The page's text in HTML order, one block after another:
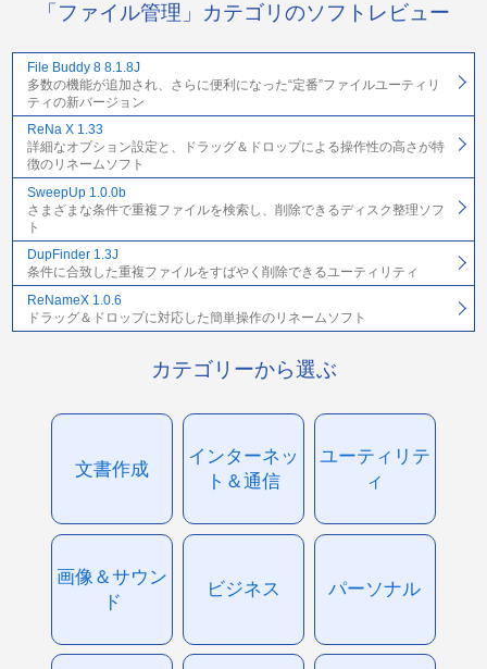
「ファイル管理」カテゴリのソフトレビュー
File Buddy 8 8.1.8J
多数の機能が追加され、さらに便利になった“定番”ファイルユーティリ
ティの新バージョン
ReNa X 1.33
詳細なオプション設定と、ドラッグ＆ドロップによる操作性の高さが特
徴のリネームソフト
SweepUp 1.0.0b
さまざまな条件で重複ファイルを検索し、削除できるディスク整理ソフ
ト
DupFinder 1.3J
条件に合致した重複ファイルをすばやく削除できるユーティリティ
ReNameX 1.0.6
ドラッグ＆ドロップに対応した簡単操作のリネームソフト
カテゴリーから選ぶ
文書作成
インターネッ
ト＆通信
ユーティリテ
ィ
画像＆サウン
ド
ビジネス パーソナル